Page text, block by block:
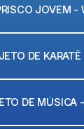
JOVEM -
DE
DE MÚSICA